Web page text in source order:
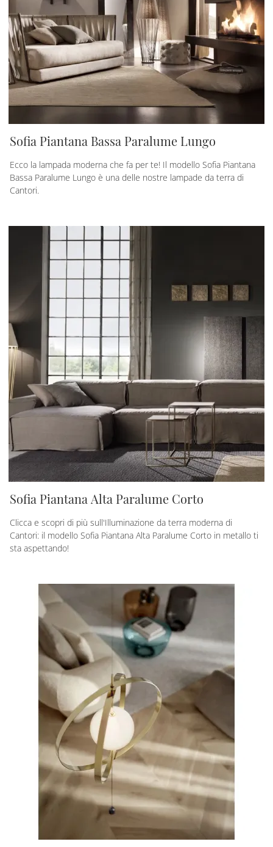
Sofia Piantana Bassa Paralume Lungo
Ecco la lampada moderna che fa per te! Il modello Sofia Piantana
Bassa Paralume Lungo è una delle nostre lampade da terra di
Cantori.
Sofia Piantana Alta Paralume Corto
Clicca e scopri di più sull'Illuminazione da terra moderna di
Cantori: il modello Sofia Piantana Alta Paralume Corto in metallo ti
sta aspettando!